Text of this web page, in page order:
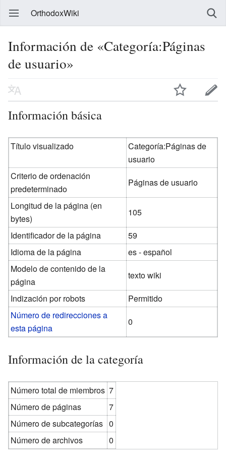
OrthodoxWiki
Información de «Categoría:Páginas
de usuario»
Información básica
Título visualizado
Categoría:Páginas de
usuario
Criterio de ordenación
predeterminado
Páginas de usuario
Longitud de la página (en
bytes)
105
Identificador de la página
59
Idioma de la página
es - español
Modelo de contenido de la
página
texto wiki
Indización por robots
Permitido
Número de redirecciones a
esta página
0
Información de la categoría
Número total de miembros 7
Número de páginas
7
Número de subcategorías 0
Número de archivos
0